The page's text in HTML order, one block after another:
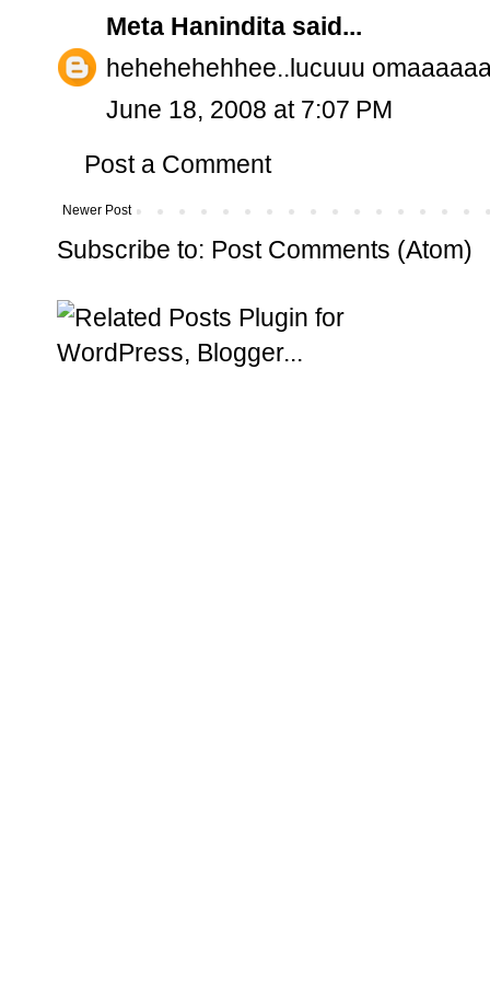
Meta Hanindita said...
hehehehehhee..lucuuu
June 18, 2008 at 7:07 PM
Post a Comment
Newer Post
Subscribe to: Post Comments (Atom)